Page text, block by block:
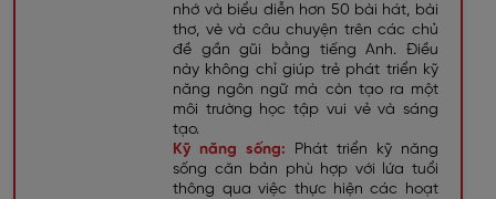
nhớ và biểu diễn hơn 50 bài hát, bài
thơ, vè và câu chuyện trên các chủ
đề gần gũi bằng tiếng Anh. Điều
này không chỉ giúp trẻ phát triển kỹ
năng ngôn ngữ mà còn tạo ra một
môi trường học tập vui vẻ và sáng
tạo.
Kỹ năng sống: Phát triển kỹ năng
sống căn bản phù hợp với lứa tuổi
thông qua việc thực hiện các hoạt